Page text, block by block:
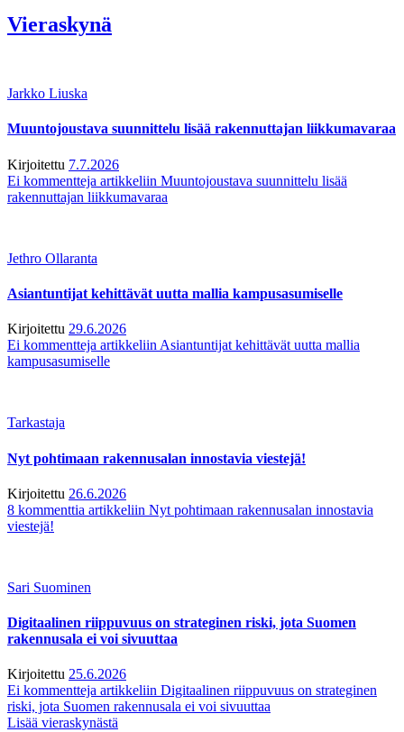
Vieraskynä
Jarkko Liuska
Muuntojoustava suunnittelu lisää rakennuttajan liikkumavaraa
Kirjoitettu 7.7.2026
Ei kommentteja artikkeliin Muuntojoustava suunnittelu lisää
rakennuttajan liikkumavaraa
Jethro Ollaranta
Asiantuntijat kehittävät uutta mallia kampusasumiselle
Kirjoitettu 29.6.2026
Ei kommentteja artikkeliin Asiantuntijat kehittävät uutta mallia
kampusasumiselle
Tarkastaja
Nyt pohtimaan rakennusalan innostavia viestejä!
Kirjoitettu 26.6.2026
8 kommenttia artikkeliin Nyt pohtimaan rakennusalan innostavia
viestejä!
Sari Suominen
Digitaalinen riippuvuus on strateginen riski, jota Suomen
rakennusala ei voi sivuuttaa
Kirjoitettu 25.6.2026
Ei kommentteja artikkeliin Digitaalinen riippuvuus on strateginen
riski, jota Suomen rakennusala ei voi sivuuttaa
Lisää vieraskynästä